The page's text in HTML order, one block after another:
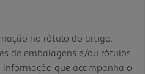
no rótulo do artigo.
de embalagens e/ou rótulos,
informação que acompanha o